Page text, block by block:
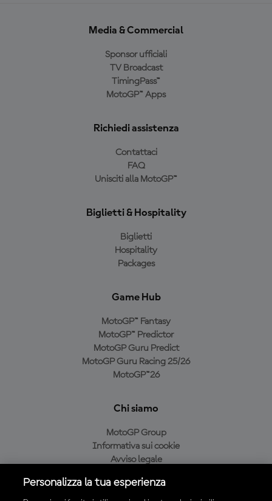
Media & Commercial
Sponsor ufficiali
TV Broadcast
TimingPass™
MotoGP™ Apps
Richiedi assistenza
Contattaci
FAQ
Unisciti alla MotoGP™
Biglietti & Hospitality
Biglietti
Hospitality
Packages
Game Hub
MotoGP™ Fantasy
MotoGP™ Predictor
MotoGP Guru Predict
MotoGP Guru Racing 25/26
MotoGP™26
Chi siamo
MotoGP Group
Informativa sui cookie
Avviso legale
Condizioni di acquisto
Personalizza la tua esperienza